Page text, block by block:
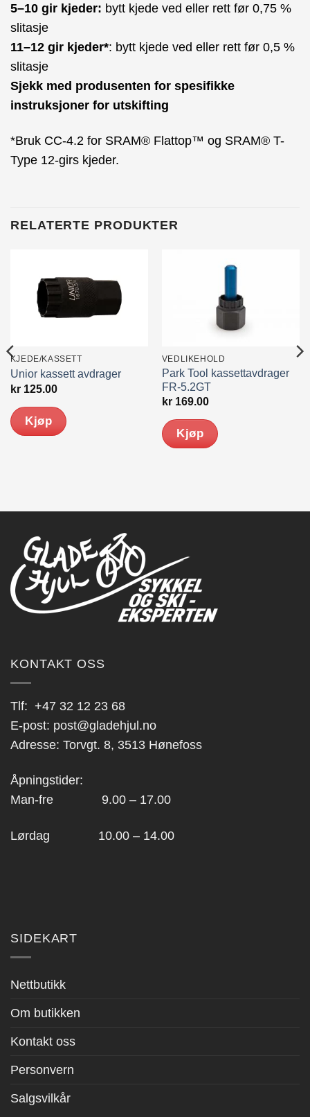
5–10 gir kjeder: bytt kjede ved eller rett før 0,75 %
slitasje
11–12 gir kjeder*: bytt kjede ved eller rett før 0,5 %
slitasje
Sjekk med produsenten for spesifikke
instruksjoner for utskifting
*Bruk CC-4.2 for SRAM® Flattop™ og SRAM® T-
Type 12-girs kjeder.
RELATERTE PRODUKTER
KJEDE/KASSETT
Unior kassett avdrager
kr125.00
Kjøp
VEDLIKEHOLD
Park Tool kassettavdrager
FR-5.2GT
kr169.00
Kjøp
KONTAKT OSS
Tlf: +47 32 12 23 68
E-post: post@gladehjul.no
Adresse: Torvgt. 8, 3513 Hønefoss
Åpningstider:
Man-fre 9.00 – 17.00
Lørdag 10.00 – 14.00
SIDEKART
Nettbutikk
Om butikken
Kontakt oss
Personvern
Salgsvilkår